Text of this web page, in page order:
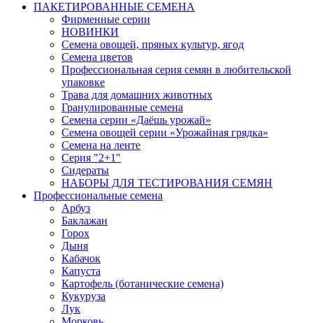
ПАКЕТИРОВАННЫЕ СЕМЕНА
Фирменные серии
НОВИНКИ
Семена овощей, пряных культур, ягод
Семена цветов
Профессиональная серия семян в любительской
упаковке
Трава для домашних животных
Гранулированные семена
Семена серии «Даёшь урожай»
Семена овощей серии «Урожайная грядка»
Семена на ленте
Серия "2+1"
Сидераты
НАБОРЫ ДЛЯ ТЕСТИРОВАНИЯ СЕМЯН
Профессиональные семена
Арбуз
Баклажан
Горох
Дыня
Кабачок
Капуста
Картофель (ботанические семена)
Кукуруза
Лук